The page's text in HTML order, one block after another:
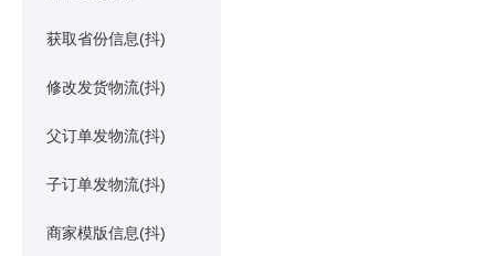
获取省份信息(抖)
修改发货物流(抖)
父订单发物流(抖)
子订单发物流(抖)
商家模版信息(抖)